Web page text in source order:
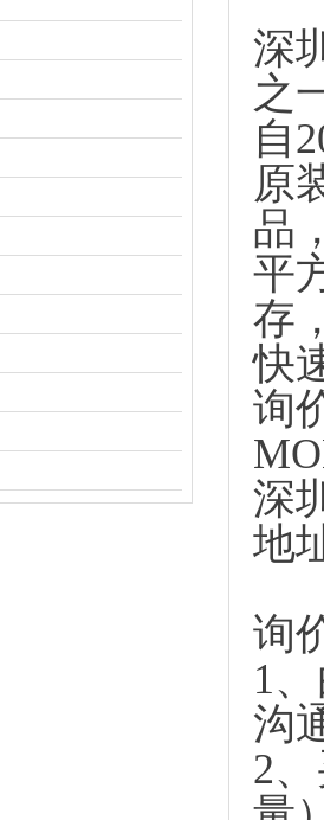
深
之
自
原
品
平
存
快
询
深
地
询
1
沟
2